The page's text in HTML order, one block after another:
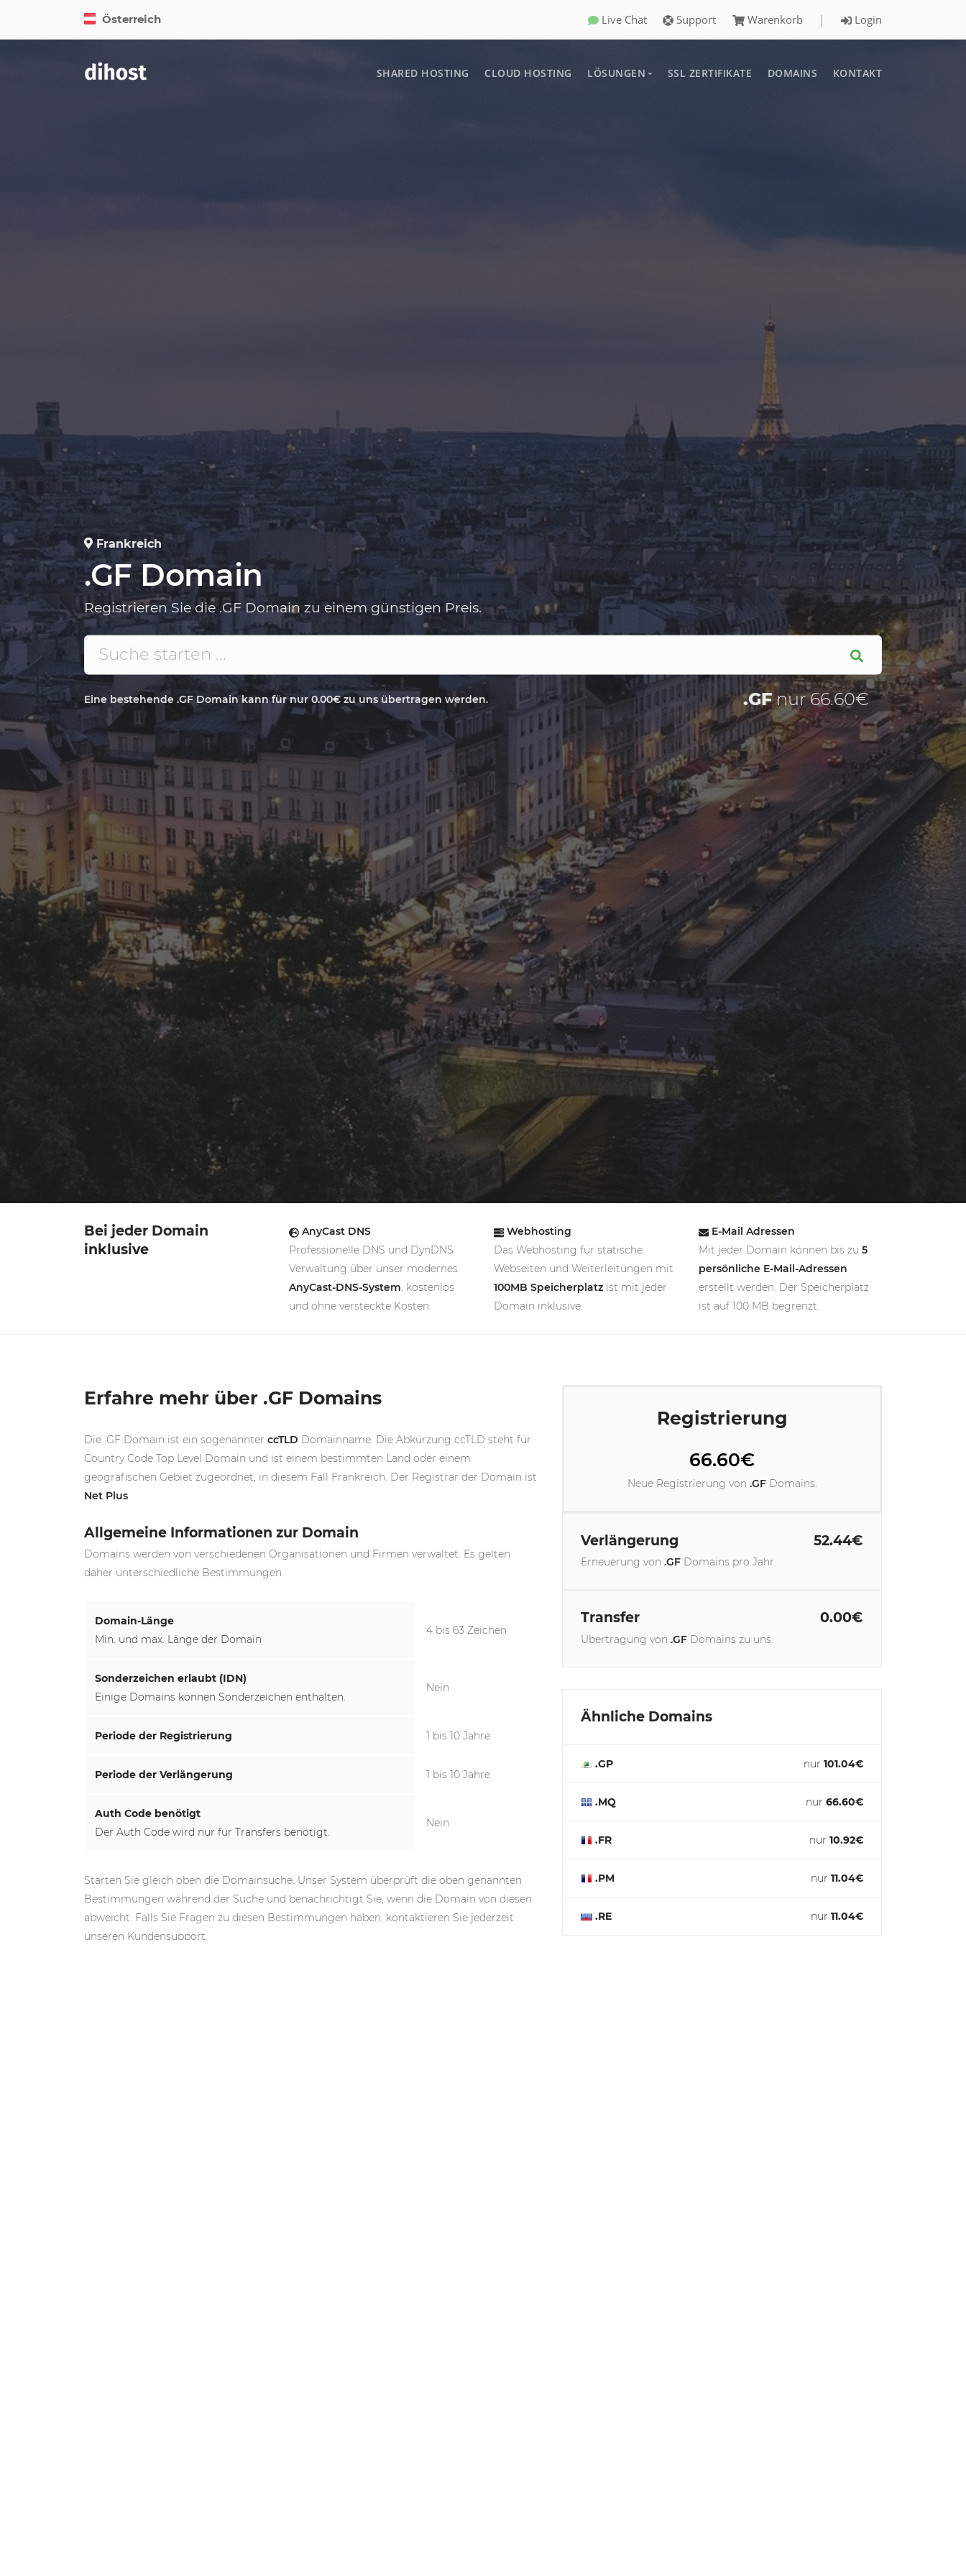
Österreich Live Chat Support Warenkorb | Login
SHARED HOSTING CLOUD HOSTING LÖSUNGEN SSL ZERTIFIKATE DOMAINS KONTAKT
Frankreich
.GF Domain
Registrieren Sie die .GF Domain zu einem günstigen Preis.
Eine bestehende .GF Domain kann für nur 0.00€ zu uns übertragen werden. .GFnur 66.60€
Bei jeder Domain
inklusive
AnyCast DNS
Professionelle DNS und DynDNS
Verwaltung über unser modernes
AnyCast-DNS-System, kostenlos
und ohne versteckte Kosten.
Webhosting
Das Webhosting für statische
Webseiten und Weiterleitungen mit
100MB Speicherplatz ist mit jeder
Domain inklusive.
E-Mail Adressen
Mit jeder Domain können bis zu 5
persönliche E-Mail-Adressen
erstellt werden. Der Speicherplatz
ist auf 100 MB begrenzt.
Erfahre mehr über .GF Domains
Die .GF Domain ist ein sogenannter ccTLD Domainname. Die Abkürzung ccTLD steht für
Country Code Top Level Domain und ist einem bestimmten Land oder einem
geografischen Gebiet zugeordnet, in diesem Fall Frankreich. Der Registrar der Domain ist
Net Plus
Allgemeine Informationen zur Domain
Domains werden von verschiedenen Organisationen und Firmen verwaltet. Es gelten
daher unterschiedliche Bestimmungen.
Domain-Länge
Min. und max. Länge der Domain
4 bis 63 Zeichen
Sonderzeichen erlaubt (IDN)
Einige Domains können Sonderzeichen enthalten.
Nein
Periode der Registrierung 1 bis 10 Jahre
Periode der Verlängerung 1 bis 10 Jahre
Auth Code benötigt
Der Auth Code wird nur für Transfers benötigt.
Nein
Starten Sie gleich oben die Domainsuche. Unser System überprüft die oben genannten
Bestimmungen während der Suche und benachrichtigt Sie, wenn die Domain von diesen
abweicht. Falls Sie Fragen zu diesen Bestimmungen haben, kontaktieren Sie jederzeit
unseren Kundensupport.
Registrierung
66.60€
Neue Registrierung von .GFDomains.
Verlängerung 52.44€
Erneuerung von .GF Domains pro Jahr.
Transfer 0.00€
Übertragung von .GF Domains zu uns.
Ähnliche Domains
.GP nur 101.04€
.MQ nur 66.60€
.FR nur 10.92€
.PM nur 11.04€
.RE nur 11.04€